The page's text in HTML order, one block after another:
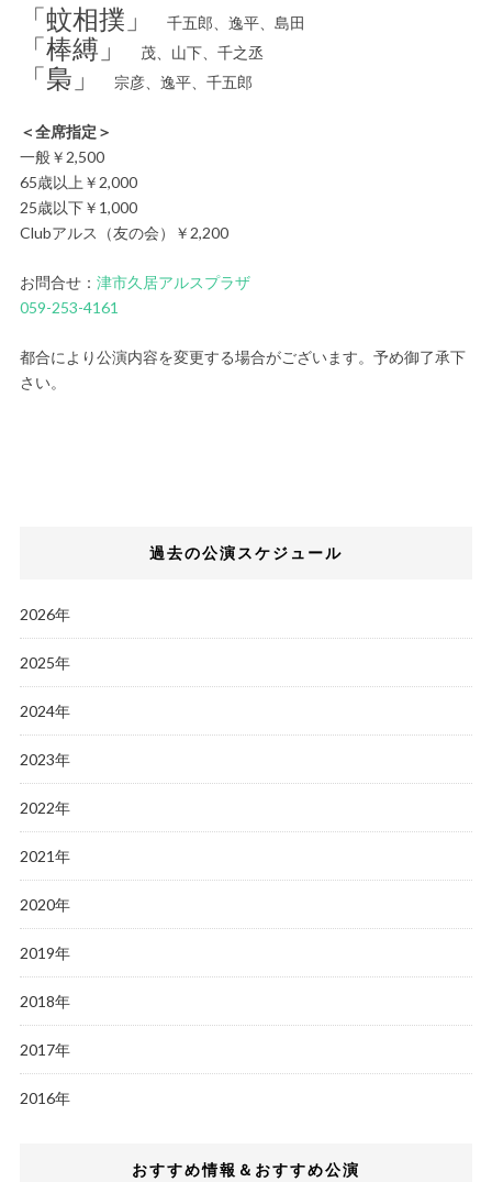
「蚊相撲」 千五郎、逸平、島田
「棒縛」 茂、山下、千之丞
「梟」 宗彦、逸平、千五郎
＜全席指定＞
一般￥2,500
65歳以上￥2,000
25歳以下￥1,000
Clubアルス（友の会）￥2,200
お問合せ： 津市久居アルスプラザ
059-253-4161
都合により公演内容を変更する場合がございます。予め御了承下
さい。
過去の公演スケジュール
2026年
2025年
2024年
2023年
2022年
2021年
2020年
2019年
2018年
2017年
2016年
おすすめ情報＆おすすめ公演